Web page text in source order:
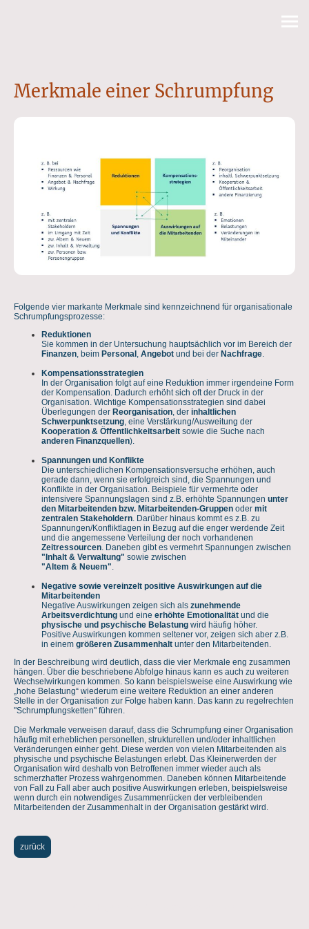
Merkmale einer Schrumpfung
Folgende vier markante Merkmale sind kennzeichnend für organisationale
Schrumpfungsprozesse:
Reduktionen
Sie kommen in der Untersuchung hauptsächlich vor im Bereich der
Finanzen, beim Personal, Angebot und bei der Nachfrage.
Kompensationsstrategien
In der Organisation folgt auf eine Reduktion immer irgendeine Form
der Kompensation. Dadurch erhöht sich oft der Druck in der
Organisation. Wichtige Kompensationsstrategien sind dabei
Überlegungen der Reorganisation, der inhaltlichen
Schwerpunktsetzung, eine Verstärkung/Ausweitung der
Kooperation & Öffentlichkeitsarbeit sowie die Suche nach
anderen Finanzquellen).
Spannungen und Konflikte
Die unterschiedlichen Kompensationsversuche erhöhen, auch
gerade dann, wenn sie erfolgreich sind, die Spannungen und
Konflikte in der Organisation. Beispiele für vermehrte oder
intensivere Spannungslagen sind z.B. erhöhte Spannungen unter
den Mitarbeitenden bzw. Mitarbeitenden-Gruppen oder mit
zentralen Stakeholdern. Darüber hinaus kommt es z.B. zu
Spannungen/Konfliktlagen in Bezug auf die enger werdende Zeit
und die angemessene Verteilung der noch vorhandenen
Zeitressourcen. Daneben gibt es vermehrt Spannungen zwischen
"Inhalt & Verwaltung" sowie zwischen
"Altem & Neuem".
Negative sowie vereinzelt positive Auswirkungen auf die
Mitarbeitenden
Negative Auswirkungen zeigen sich als zunehmende
Arbeitsverdichtung und eine erhöhte Emotionalität und die
physische und psychische Belastung wird häufig höher.
Positive Auswirkungen kommen seltener vor, zeigen sich aber z.B.
in einem größeren Zusammenhalt unter den Mitarbeitenden.
In der Beschreibung wird deutlich, dass die vier Merkmale eng zusammen
hängen. Über die beschriebene Abfolge hinaus kann es auch zu weiteren
Wechselwirkungen kommen. So kann beispielsweise eine Auswirkung wie
„hohe Belastung“ wiederum eine weitere Reduktion an einer anderen
Stelle in der Organisation zur Folge haben kann. Das kann zu regelrechten
"Schrumpfungsketten" führen.
Die Merkmale verweisen darauf, dass die Schrumpfung einer Organisation
häufig mit erheblichen personellen, strukturellen und/oder inhaltlichen
Veränderungen einher geht. Diese werden von vielen Mitarbeitenden als
physische und psychische Belastungen erlebt. Das Kleinerwerden der
Organisation wird deshalb von Betroffenen immer wieder auch als
schmerzhafter Prozess wahrgenommen. Daneben können Mitarbeitende
von Fall zu Fall aber auch positive Auswirkungen erleben, beispielsweise
wenn durch ein notwendiges Zusammenrücken der verbleibenden
Mitarbeitenden der Zusammenhalt in der Organisation gestärkt wird.
zurück